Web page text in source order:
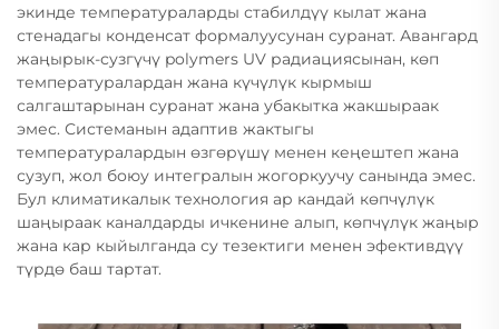
экинде температураларды стабилдүү кылат жана
стенадагы конденсат формалуусунан суранат. Авангард
жаңырык-сузгүчү polymers UV радиациясынан, көп
температуралардан жана күчүлүк кырмыш
салгаштарынан суранат жана убакытка жакшыраак
эмес. Системанын адаптив жактыгы
температуралардын өзгөрүшү менен кеңештеп жана
сузуп, жол боюу интегралын жогоркуучу санында эмес.
Бул климатикалык технология ар кандай көпчүлүк
шаңыраак каналдарды ичкенине алып, көпчүлүк жаңыр
жана кар кыйылганда су тезектиги менен эфективдүү
түрдө баш тартат.